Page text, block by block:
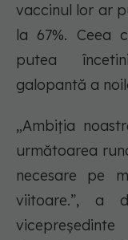
vaccinul lor ar
la 67%. Ceea
putea
galopantă a
„Ambiţia
următoarea
necesare pe
viitoare.”, a